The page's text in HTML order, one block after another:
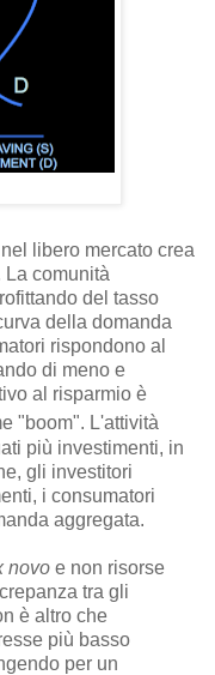
libero mercato crea
La comunità
del tasso
della domanda
rispondono al
di meno e
al risparmio è
"boom". L'attività
più investimenti, in
gli investitori
i consumatori
aggregata.
novo e non risorse
tra gli
è altro che
più basso
per un